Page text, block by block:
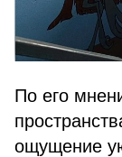
По его
ощущение